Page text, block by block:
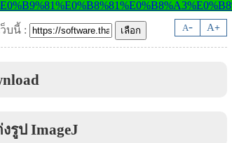
A- A+
บนี้ :